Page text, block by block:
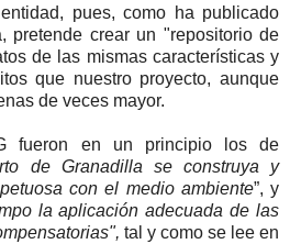
pues, como ha publicado
pretende crear un "repositorio de
de las mismas características y
que nuestro proyecto, aunque
de veces mayor.
fueron en un principio los de
de Granadilla se construya y
con el medio ambiente”, y
la aplicación adecuada de las
tal y como se lee en